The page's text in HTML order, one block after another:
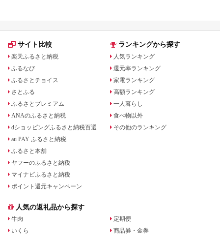
サイト比較
楽天ふるさと納税
ふるなび
ふるさとチョイス
さとふる
ふるさとプレミアム
ANAのふるさと納税
dショッピングふるさと納税百選
au PAY ふるさと納税
ふるさと本舗
ヤフーのふるさと納税
マイナビふるさと納税
ポイント還元キャンペーン
ランキングから探す
人気ランキング
還元率ランキング
家電ランキング
高額ランキング
一人暮らし
食べ物以外
その他のランキング
人気の返礼品から探す
牛肉
いくら
定期便
商品券・金券